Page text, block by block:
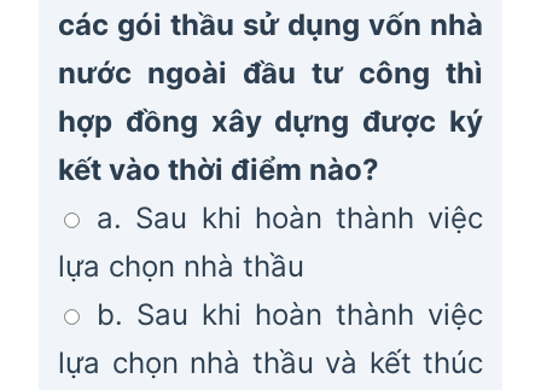
các gói thầu sử dụng vốn nhà
nước ngoài đầu tư công thì
hợp đồng xây dựng được ký
kết vào thời điểm nào?
a. Sau khi hoàn thành việc
lựa chọn nhà thầu
b. Sau khi hoàn thành việc
lựa chọn nhà thầu và kết thúc